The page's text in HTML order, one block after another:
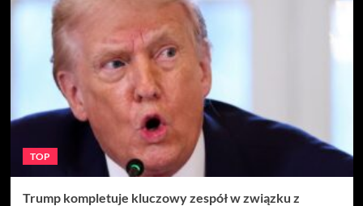
TOP
Trump kompletuje kluczowy zespół w związku z